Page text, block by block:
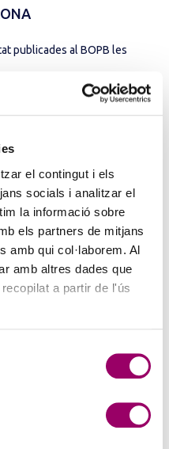
el contingut i els
socials i analitzar el
la informació sobre
els partners de mitjans
amb qui col·laborem. Al
amb altres dades que
a partir de l'ús
publicades al BOPB les
EN
EL 23 DE JULIOL
en vigor les modificacions